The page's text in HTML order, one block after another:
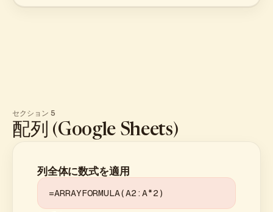
セクション 5
配列 (Google Sheets)
列全体に数式を適用
=ARRAYFORMULA(A2:A*2)